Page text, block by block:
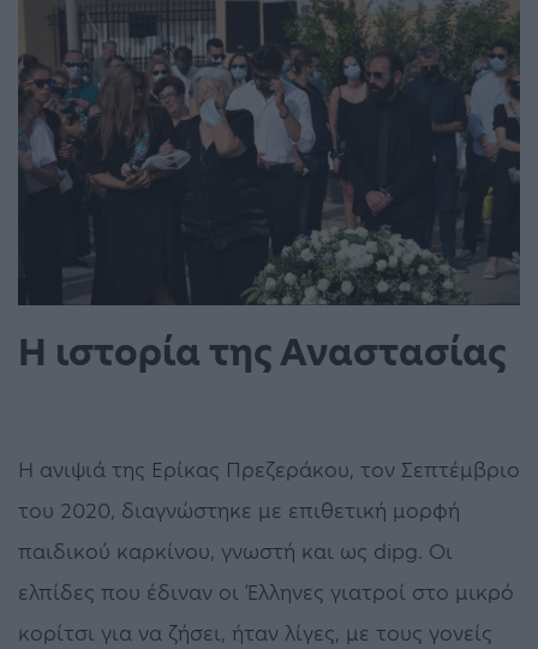
Η ιστορία της Αναστασίας
Η ανιψιά της Ερίκας Πρεζεράκου, τον Σεπτέμβριο
του 2020, διαγνώστηκε με επιθετική μορφή
παιδικού καρκίνου, γνωστή και ως dipg. Οι
ελπίδες που έδιναν οι Έλληνες γιατροί στο μικρό
κορίτσι για να ζήσει, ήταν λίγες, με τους γονείς